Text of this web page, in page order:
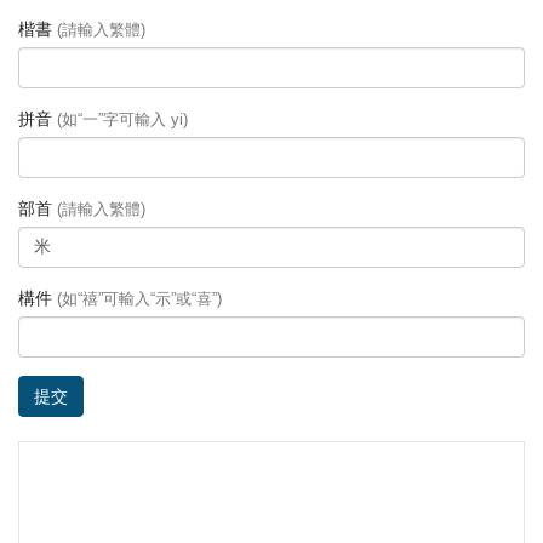
楷書 (請輸入繁體)
拼音 (如“一”字可輸入 yi)
部首 (請輸入繁體)
構件 (如“禧”可輸入“示”或“喜”)
提交